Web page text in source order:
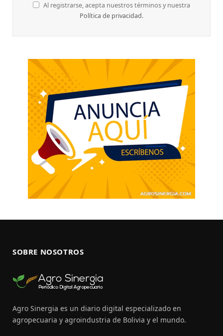
Al registrarse, acepta nuestros términos y nuestra
Política de privacidad.
SOBRE NOSOTROS
Agro Sinergia es un diario digital especializado en
agropecuaria y agroindustria de Bolivia y el mundo.